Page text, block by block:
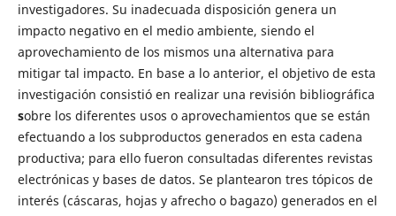
investigadores. Su inadecuada disposición genera un
impacto negativo en el medio ambiente, siendo el
aprovechamiento de los mismos una alternativa para
mitigar tal impacto. En base a lo anterior, el objetivo de esta
investigación consistió en realizar una revisión bibliográfica
sobre los diferentes usos o aprovechamientos que se están
efectuando a los subproductos generados en esta cadena
productiva; para ello fueron consultadas diferentes revistas
electrónicas y bases de datos. Se plantearon tres tópicos de
interés (cáscaras, hojas y afrecho o bagazo) generados en el